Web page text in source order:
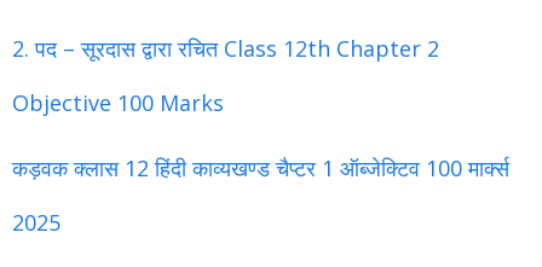
2. पद – सूरदास द्वारा रचित Class 12th Chapter 2
Objective 100 Marks
कड़वक क्लास 12 हिंदी काव्यखण्ड चैप्टर 1 ऑब्जेक्टिव 100 मार्क्स
2025